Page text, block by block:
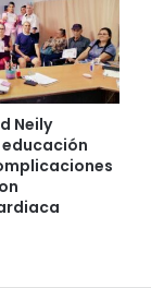
Neily